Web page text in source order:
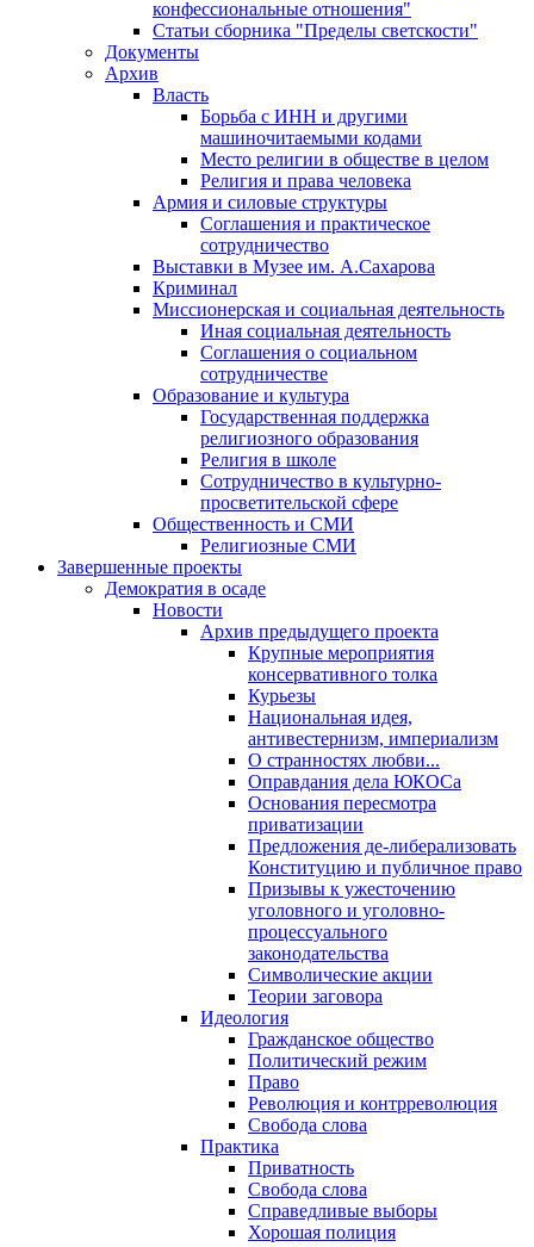
конфессиональные отношения"
Статьи сборника "Пределы светскости"
Документы
Архив
Власть
Борьба с ИНН и другими
машиночитаемыми кодами
Место религии в обществе в целом
Религия и права человека
Армия и силовые структуры
Соглашения и практическое
сотрудничество
Выставки в Музее им. А.Сахарова
Криминал
Миссионерская и социальная деятельность
Иная социальная деятельность
Соглашения о социальном
сотрудничестве
Образование и культура
Государственная поддержка
религиозного образования
Религия в школе
Сотрудничество в культурно-
просветительской сфере
Общественность и СМИ
Религиозные СМИ
Завершенные проекты
Демократия в осаде
Новости
Архив предыдущего проекта
Крупные мероприятия
консервативного толка
Курьезы
Национальная идея,
антивестернизм, империализм
О странностях любви...
Оправдания дела ЮКОСа
Основания пересмотра
приватизации
Предложения де-либерализовать
Конституцию и публичное право
Призывы к ужесточению
уголовного и уголовно-
процессуального
законодательства
Символические акции
Теории заговора
Идеология
Гражданское общество
Политический режим
Право
Революция и контрреволюция
Свобода слова
Практика
Приватность
Свобода слова
Справедливые выборы
Хорошая полиция